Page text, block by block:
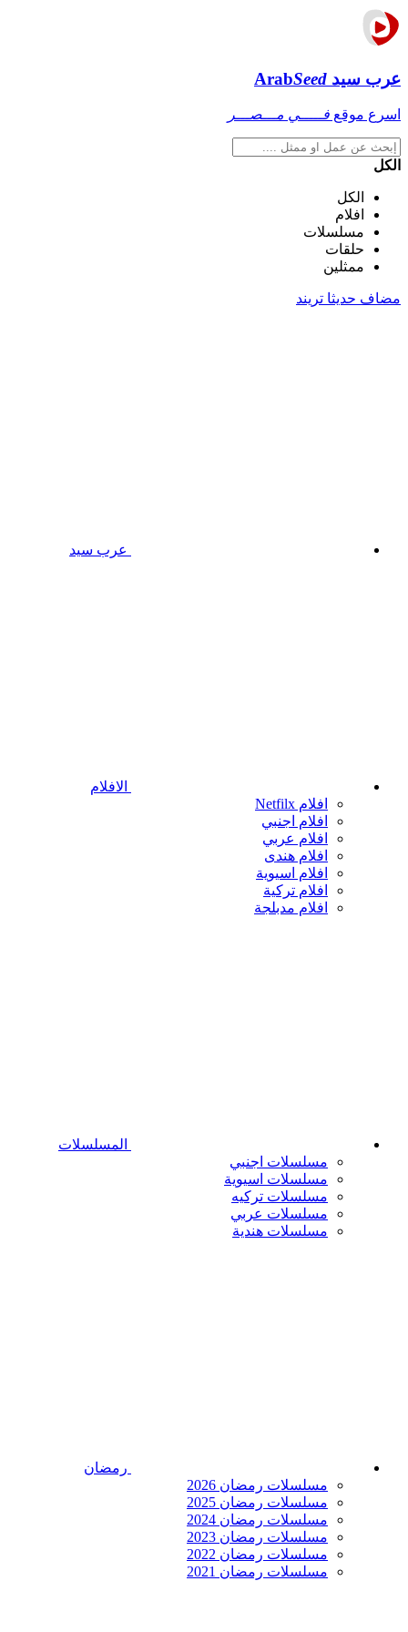
عرب سيد ArabSeed
اسرع موقع فـــــي مـــصـــر
الكل
الكل
افلام
مسلسلات
حلقات
ممثلين
مضاف حديثا تريند
عرب سيد
الافلام
افلام Netfilx
افلام اجنبي
افلام عربي
افلام هندى
افلام اسيوية
افلام تركية
افلام مدبلجة
المسلسلات
مسلسلات اجنبي
مسلسلات اسيوية
مسلسلات تركيه
مسلسلات عربي
مسلسلات هندية
رمضان
مسلسلات رمضان 2026
مسلسلات رمضان 2025
مسلسلات رمضان 2024
مسلسلات رمضان 2023
مسلسلات رمضان 2022
مسلسلات رمضان 2021